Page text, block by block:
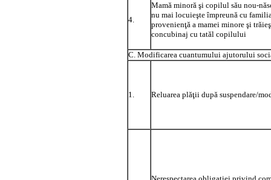
4.
Mamă minoră şi copilul său nou-
nu mai locuieşte împreună cu
provenienţă a mamei minore şi
concubinaj cu tatăl copilului
C. Modificarea cuantumului ajutorului
1. Reluarea plăţii după suspendare/